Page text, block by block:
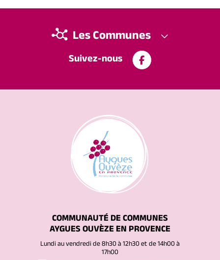
Suivez-nous
Les Communes
COMMUNAUTÉ DE COMMUNES
AYGUES OUVÈZE EN PROVENCE
Lundi au vendredi de 8h30 à 12h30 et de 14h00 à
17h00